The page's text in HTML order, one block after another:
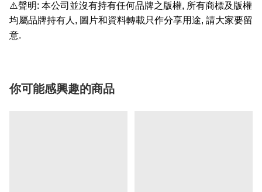
⚠️聲明: 本公司並沒有持有任何品牌之版權, 所有商標及版權
均屬品牌持有人 , 圖片和資料轉載只作分享用途, 請大家要留
意.
你可能感興趣的商品